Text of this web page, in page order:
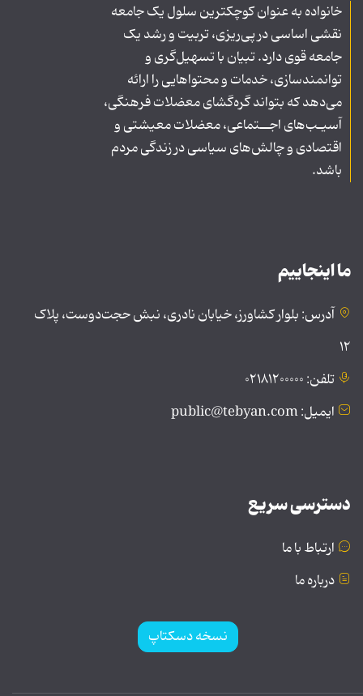
خانواده به عنوان کوچکترین سلول یک جامعه
نقشی اساسی در پی‌ریزی، تربیت و رشد یک
جامعه قوی دارد. تبیان با تسهیل‌گری و
توانمندسازی، خدمات و محتواهایی را ارائه
می‌دهد که بتواند گره‌گشای معضلات فرهنگی،
آسیـب‌های اجــتماعی، معضلات معیشتی و
اقتصادی و چالش‌های سیاسی در زندگی مردم
باشد.
ما اینجاییم
آدرس: بلوار کشاورز، خیابان نادری، نبش حجت‌دوست، پلاک
۱۲
تلفن: ۰۲۱۸۱۲۰۰۰۰۰
ایمیل: public@tebyan.com
دسترسی سریع
ارتباط با ما
درباره ما
نسخه دسکتاپ